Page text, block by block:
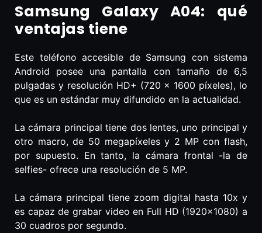
Samsung Galaxy A04: qué
ventajas tiene
Este teléfono accesible de Samsung con sistema
Android posee una pantalla con tamaño de 6,5
pulgadas y resolución HD+ (720 x 1600 píxeles), lo
que es un estándar muy difundido en la actualidad.
La cámara principal tiene dos lentes, uno principal y
otro macro, de 50 megapíxeles y 2 MP con flash,
por supuesto. En tanto, la cámara frontal -la de
selfies- ofrece una resolución de 5 MP.
La cámara principal tiene zoom digital hasta 10x y
es capaz de grabar video en Full HD (1920×1080) a
30 cuadros por segundo.